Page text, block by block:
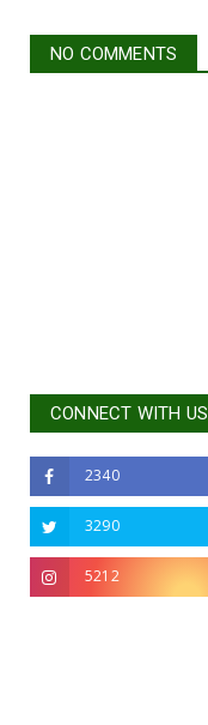
NO COMMENTS
CONNECT WITH US
2340
3290
5212